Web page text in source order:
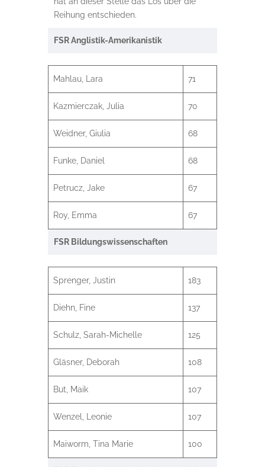
Reihung entschieden.
FSR Anglistik-Amerikanistik
Mahlau, Lara 71
Kazmierczak, Julia 70
Weidner, Giulia 68
Funke, Daniel 68
Petrucz, Jake 67
Roy, Emma 67
FSR Bildungswissenschaften
Sprenger, Justin 183
Diehn, Fine 137
Schulz, Sarah-Michelle 125
Gläsner, Deborah 108
But, Maik 107
Wenzel, Leonie 107
Maiworm, Tina Marie 100